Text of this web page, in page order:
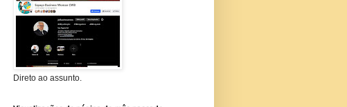
Direto ao assunto.